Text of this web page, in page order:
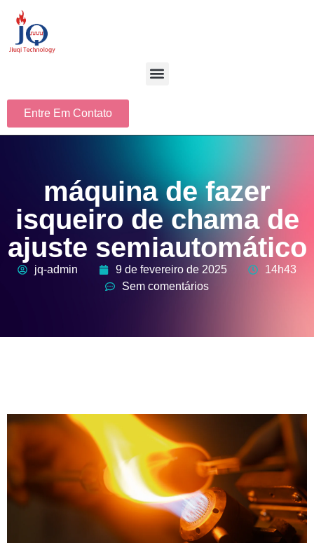
Entre Em Contato
máquina de fazer
isqueiro de chama de
ajuste semiautomático
jq-admin 9 de fevereiro de 2025
14h43
Sem comentários